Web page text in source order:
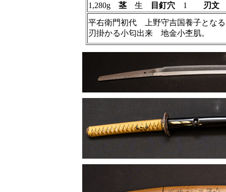
1,280g 茎 生 目釘穴 1 刃文
平右衛門初代 上野守吉国養子とな
刃掛かる小匂出来 地金小杢肌。